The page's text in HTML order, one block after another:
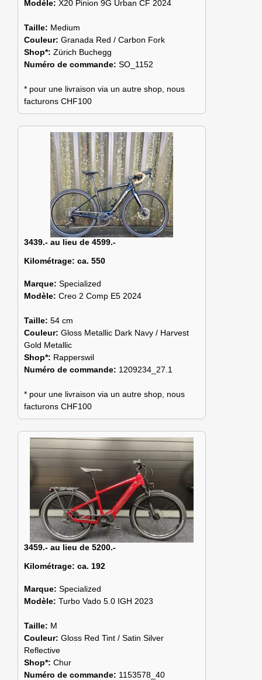
Modèle: X20 Pinion 9G Urban CF 2024
Taille: Medium
Couleur: Granada Red / Carbon Fork
Shop*: Zürich Buchegg
Numéro de commande: SO_1152
* pour une livraison via un autre shop, nous
facturons CHF100
3439.- au lieu de 4599.-
Kilométrage: ca. 550
Marque: Specialized
Modèle: Creo 2 Comp E5 2024
Taille: 54 cm
Couleur: Gloss Metallic Dark Navy / Harvest
Gold Metallic
Shop*: Rapperswil
Numéro de commande: 1209234_27.1
* pour une livraison via un autre shop, nous
facturons CHF100
3459.- au lieu de 5200.-
Kilométrage: ca. 192
Marque: Specialized
Modèle: Turbo Vado 5.0 IGH 2023
Taille: M
Couleur: Gloss Red Tint / Satin Silver
Reflective
Shop*: Chur
Numéro de commande: 1153578_40